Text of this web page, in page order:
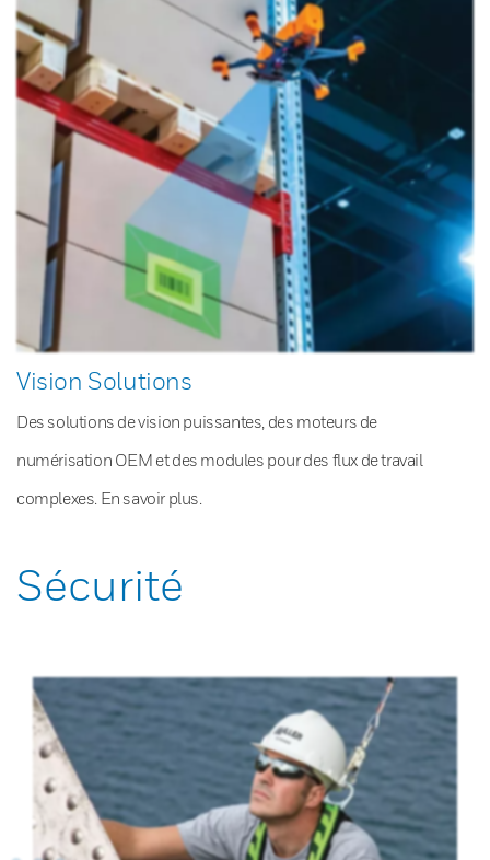
Vision Solutions
Des solutions de vision puissantes, des moteurs de
numérisation OEM et des modules pour des flux de travail
complexes. En savoir plus.
Sécurité